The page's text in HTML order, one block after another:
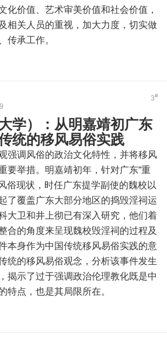
化价值、艺术审美价值和社会价值，
相关人员的重视，加大力度，切实做
传承工作。
3#
学）：从明嘉靖初广东
统的移风易俗实践
强调风俗的政治文化特性，并将移风
要举措。明嘉靖初年，针对广东“重
俗现状，时任广东提学副使的魏校以
了覆盖广东大部分地区的捣毁淫祠运
大卫和井上彻已有深入研究，他们着
合的角度来呈现魏校毁淫祠的过程及
本身作为中国传统移风易俗实践的意
统的移风易俗观念，分析该事件发生
揭示了过于强调政治伦理教化既是中
特点，也是其局限所在。